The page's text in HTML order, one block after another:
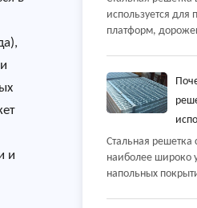
и
используется
платформ,
оборудованию,
сочетает в себе
отличным
вентиляцией.
изготовленная
может не работать
если она
Стальная решетка
наиболее широко
напольных